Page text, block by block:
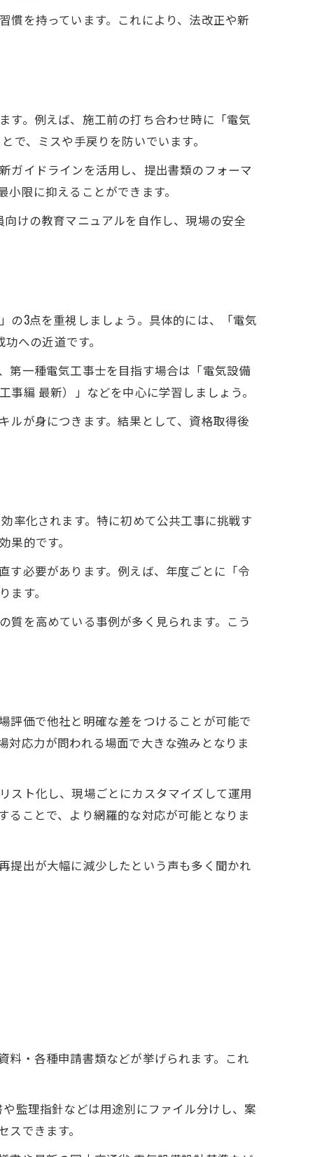
慣を持っています。これにより、法改正や新
す。例えば、施工前の打ち合わせ時に「電気
、ミスや手戻りを防いでいます。
ガイドラインを活用し、提出書類のフォーマ
限に抑えることができます。
けの教育マニュアルを自作し、現場の安全
の3点を重視しましょう。具体的には、「電気
への近道です。
第一種電気工事士を目指す場合は「電気設備
編 最新）」などを中心に学習しましょう。
ルが身につきます。結果として、資格取得後
率化されます。特に初めて公共工事に挑戦す
的です。
す必要があります。例えば、年度ごとに「令
す。
質を高めている事例が多く見られます。こう
評価で他社と明確な差をつけることが可能で
応力が問われる場面で大きな強みとなりま
スト化し、現場ごとにカスタマイズして運用
ことで、より網羅的な対応が可能となりま
提出が大幅に減少したという声も多く聞かれ
料・各種申請書類などが挙げられます。これ
監理指針などは用途別にファイル分けし、案
できます。